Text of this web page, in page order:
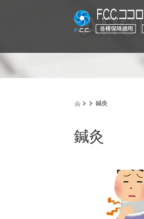
鍼灸
鍼灸